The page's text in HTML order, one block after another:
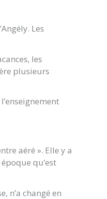
Les
les
plusieurs
aéré ». Elle y a
qu’est
n’a changé en